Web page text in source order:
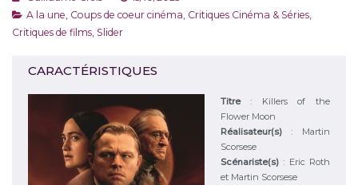
A la une Coups de coeur cinéma Critiques Cinéma & Séries
Critiques de films Slider
CARACTÉRISTIQUES
Titre: Killers of the
Flower Moon
Réalisateur(s): Martin
Scorsese
Scénariste(s): Eric Roth
et Martin Scorsese